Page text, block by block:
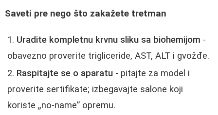
Saveti pre nego što zakažete tretman
Uradite kompletnu krvnu sliku sa biohemijom -
obavezno proverite trigliceride, AST, ALT i gvožđe.
Raspitajte se o aparatu - pitajte za model i
proverite sertifikate; izbegavajte salone koji
koriste „no‑name” opremu.